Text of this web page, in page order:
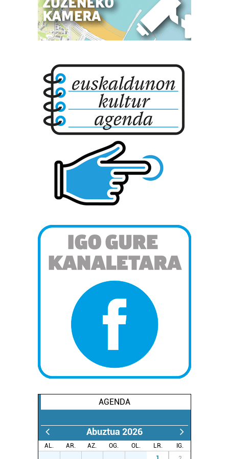
AGENDA
Abuztua 2026
AL. AR. AZ. OG. OL. LR.
IG.